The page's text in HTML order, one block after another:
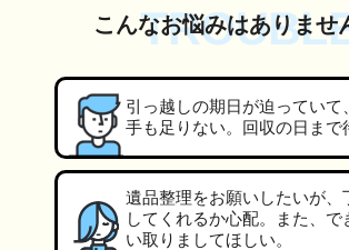
こんなお悩みはありませ
引っ越しの期日が迫っていて
手も足りない。回収の日まで
遺品整理をお願いしたいが、
してくれるか心配。また、で
い取りましてほしい。